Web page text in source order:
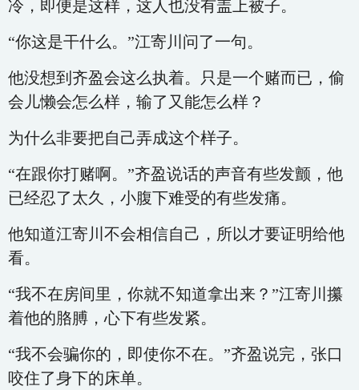
冷，即便是这样，这人也没有盖上被子。
“你这是干什么。”江寄川问了一句。
他没想到齐盈会这么执着。只是一个赌而已，偷
会儿懒会怎么样，输了又能怎么样？
为什么非要把自己弄成这个样子。
“在跟你打赌啊。”齐盈说话的声音有些发颤，他
已经忍了太久，小腹下难受的有些发痛。
他知道江寄川不会相信自己，所以才要证明给他
看。
“我不在房间里，你就不知道拿出来？”江寄川攥
着他的胳膊，心下有些发紧。
“我不会骗你的，即使你不在。”齐盈说完，张口
咬住了身下的床单。